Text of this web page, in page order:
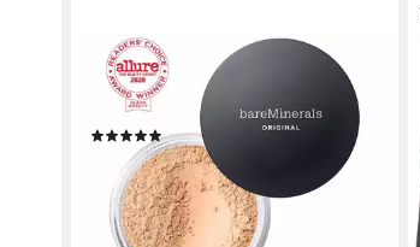
BAREMINERALS
Foundation Original Foundation 06
Neutral Ivory Spf15
(1)
ab 43,21 €
(5.401,25 €/ 1 kg)
lieferbar in 3 Wochen